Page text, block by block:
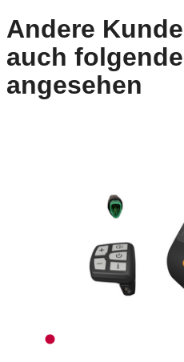
Andere
auch
angesehen